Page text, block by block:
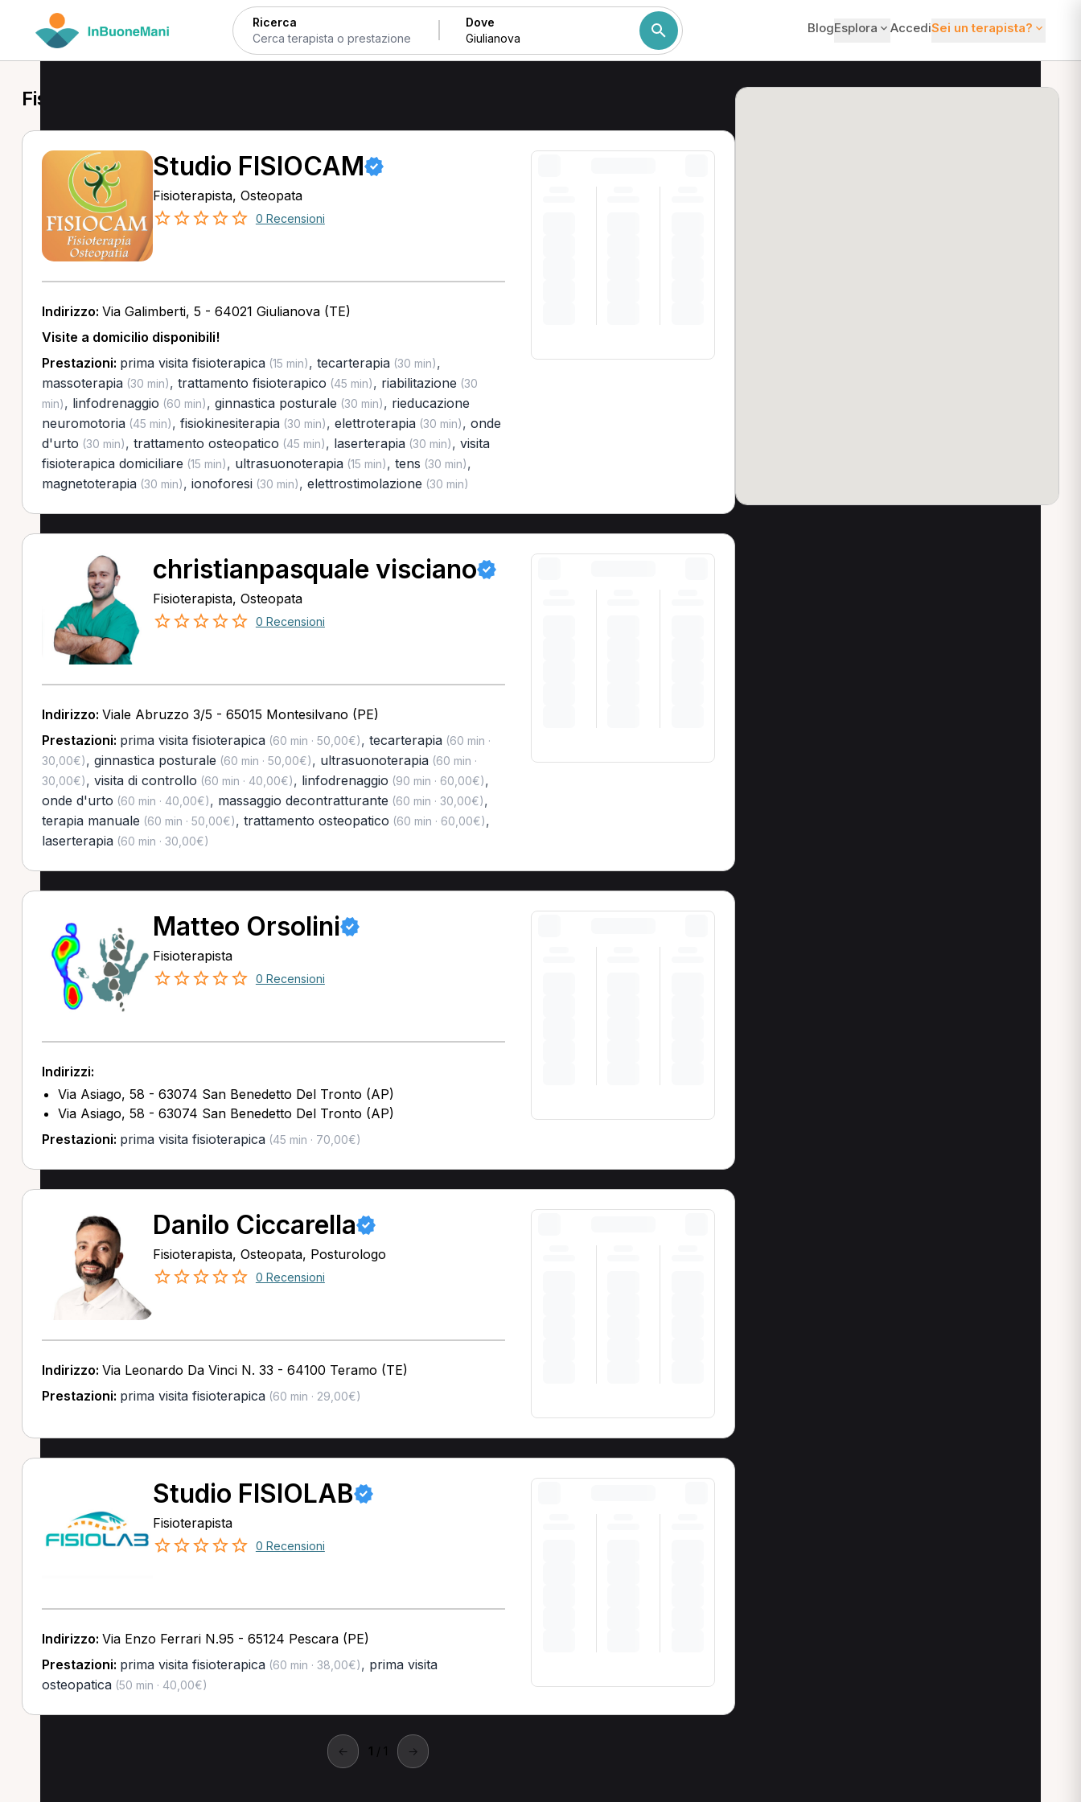
Ricerca Dove BlogEsplora AccediSei un terapista?
Fisioterapista a Giulianova
Studio FISIOCAM
Fisioterapista, Osteopata
0 Recensioni
Indirizzo: Via Galimberti, 5 - 64021 Giulianova (TE)
Visite a domicilio disponibili!
Prestazioni: prima visita fisioterapica(15 min), tecarterapia(30 min),
massoterapia(30 min), trattamento fisioterapico (45 min), riabilitazione (30
min), linfodrenaggio (60 min), ginnastica posturale (30 min), rieducazione
neuromotoria(45 min), fisiokinesiterapia(30 min), elettroterapia(30 min), onde
d'urto (30 min), trattamento osteopatico (45 min), laserterapia(30 min), visita
fisioterapica domiciliare (15 min), ultrasuonoterapia(15 min), tens (30 min),
magnetoterapia(30 min), ionoforesi(30 min), elettrostimolazione (30 min)
christianpasquale visciano
Fisioterapista, Osteopata
0 Recensioni
Indirizzo: Viale Abruzzo 3/5 - 65015 Montesilvano (PE)
Prestazioni: prima visita fisioterapica(60 min · 50,00€), tecarterapia(60 min ·
30,00€), ginnastica posturale (60 min · 50,00€), ultrasuonoterapia(60 min ·
30,00€), visita di controllo (60 min · 40,00€), linfodrenaggio (90 min · 60,00€),
onde d'urto (60 min · 40,00€), massaggio decontratturante (60 min · 30,00€),
terapia manuale (60 min · 50,00€), trattamento osteopatico (60 min · 60,00€),
laserterapia(60 min · 30,00€)
Matteo Orsolini
Fisioterapista
0 Recensioni
Indirizzi:
Via Asiago, 58 - 63074 San Benedetto Del Tronto (AP)
Via Asiago, 58 - 63074 San Benedetto Del Tronto (AP)
Prestazioni: prima visita fisioterapica(45 min · 70,00€)
Danilo Ciccarella
Fisioterapista, Osteopata, Posturologo
0 Recensioni
Indirizzo: Via Leonardo Da Vinci N. 33 - 64100 Teramo (TE)
Prestazioni: prima visita fisioterapica(60 min · 29,00€)
Studio FISIOLAB
Fisioterapista
0 Recensioni
Indirizzo: Via Enzo Ferrari N.95 - 65124 Pescara (PE)
Prestazioni: prima visita fisioterapica(60 min · 38,00€), prima visita
osteopatica(50 min · 40,00€)
← 1 / 1 →